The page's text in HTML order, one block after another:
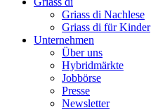
Griass di Nachlese
Griass di für Kinder
Unternehmen
Über uns
Hybridmärkte
Jobbörse
Presse
Newsletter